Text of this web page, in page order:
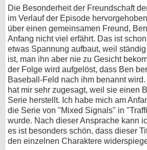
Die Besonderheit der Freundschaft
im Verlauf der Episode
über einen gemeinsamen Freund,
Anfang nicht viel erfährt. Das ist
etwas Spannung aufbaut, weil
ist, man ihn aber nie zu Gesicht
der Folge wird aufgelöst, dass Ben
Baseball-Feld nach ihm benannt
hat mir sehr zugesagt, weil sie einen
Serie herstellt. Ich habe mich am
die Serie von "Mixed Signals" in
wurde. Nach dieser Ansprache kann
es ist besonders schön, dass dieser
den einzelnen Charaktere